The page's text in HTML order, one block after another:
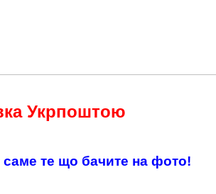
Укрпоштою
саме те що бачите на фото!